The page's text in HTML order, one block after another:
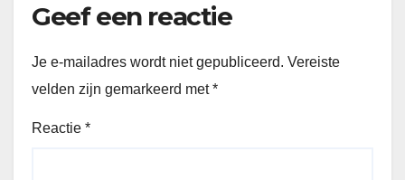
Geef een reactie
Je e-mailadres wordt niet gepubliceerd. Vereiste
velden zijn gemarkeerd met*
Reactie *